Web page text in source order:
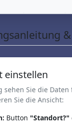
einstellen
sehen Sie die
Sie die Ansicht:
Button "Standort?"